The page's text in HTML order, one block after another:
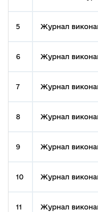
5 Журнал
6 Журнал
7 Журнал
8 Журнал
9 Журнал
10 Журнал
11 Журнал